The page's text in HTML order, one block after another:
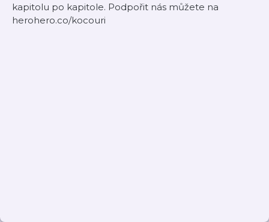
kapitolu po kapitole. Podpořit nás můžete na
herohero.co/kocouri